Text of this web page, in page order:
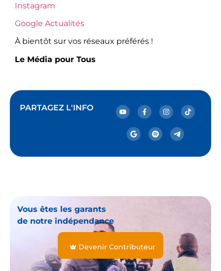
Instagram
Google Actualités
À bientôt sur vos réseaux préférés !
Le Média pour Tous
PARTAGEZ L'INFO
Vous êtes les garants
de notre indépendance
Devenir Contributeur